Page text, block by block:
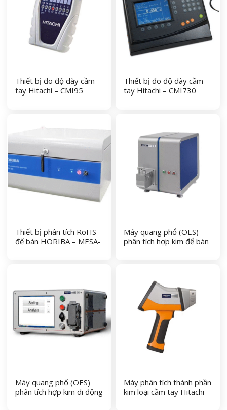
Thiết bị đo độ dày cầm
tay Hitachi – CMI95
Thiết bị đo độ dày cầm
tay Hitachi – CMI730
Thiết bị phân tích RoHS
để bàn HORIBA – MESA-
Máy quang phổ (OES)
phân tích hợp kim để bàn
Máy quang phổ (OES)
phân tích hợp kim di động
Máy phân tích thành phần
kim loại cầm tay Hitachi –